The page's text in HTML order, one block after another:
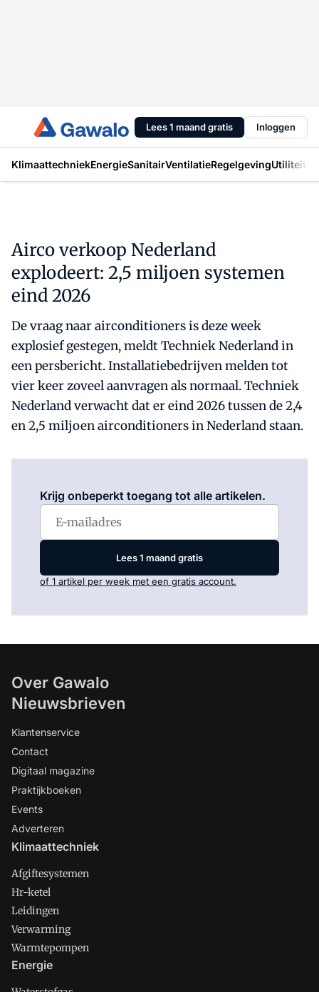
Lees 1 maand gratis Inloggen
KlimaattechniekEnergieSanitairVentilatieRegelgevingUtiliteit
Airco verkoop Nederland
explodeert: 2,5 miljoen systemen
eind 2026
De vraag naar airconditioners is deze week
explosief gestegen, meldt Techniek Nederland in
een persbericht. Installatiebedrijven melden tot
vier keer zoveel aanvragen als normaal. Techniek
Nederland verwacht dat er eind 2026 tussen de 2,4
en 2,5 miljoen airconditioners in Nederland staan.
Krijg onbeperkt toegang tot alle artikelen.
Lees 1 maand gratis
of 1 artikel per week met een gratis account.
Over Gawalo
Nieuwsbrieven
Klantenservice
Contact
Digitaal magazine
Praktijkboeken
Events
Adverteren
Klimaattechniek
Afgiftesystemen
Hr-ketel
Leidingen
Verwarming
Warmtepompen
Energie